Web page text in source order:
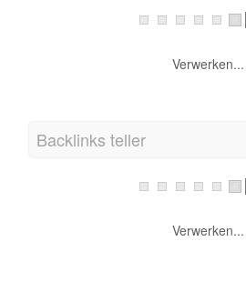
Verwerken...
Backlinks teller
Verwerken...